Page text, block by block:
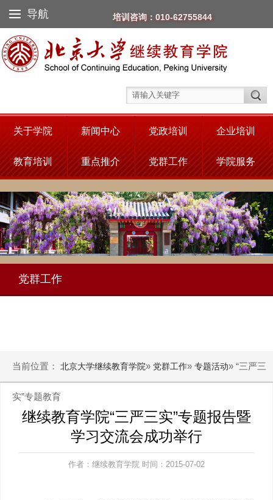
导航 培训咨询：010-62755844
关于学院 新闻中心 党政培训 企业培训
教育培训 重点推介 党群工作 学院服务
党群工作
当前位置： 北京大学继续教育学院» 党群工作» 专题活动» “三严三
实”专题教育
继续教育学院“三严三实”专题报告暨
学习交流会成功举行
作者：继续教育学院 时间：2015-07-02